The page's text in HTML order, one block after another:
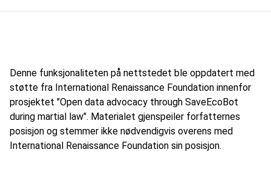
Denne funksjonaliteten på nettstedet ble oppdatert med
støtte fra International Renaissance Foundation innenfor
prosjektet "Open data advocacy through SaveEcoBot
during martial law". Materialet gjenspeiler forfatternes
posisjon og stemmer ikke nødvendigvis overens med
International Renaissance Foundation sin posisjon.